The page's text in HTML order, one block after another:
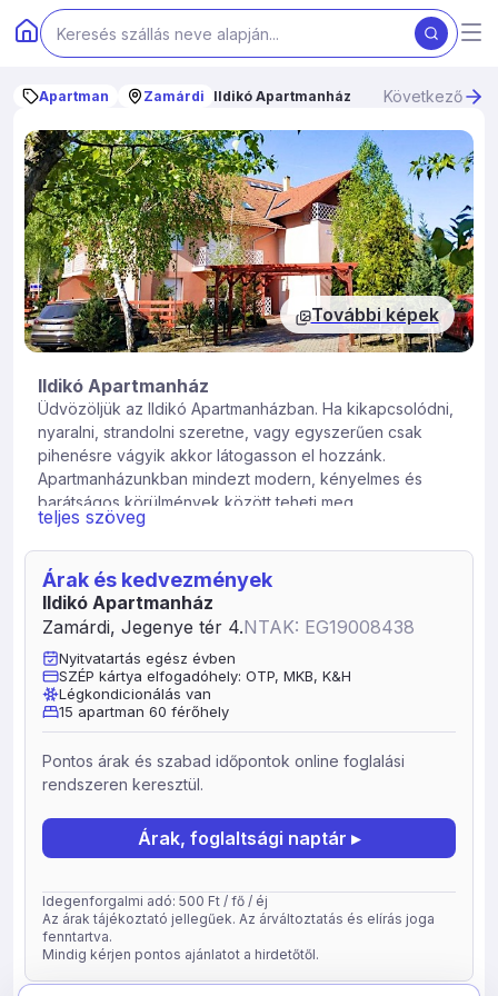
Apartman Zamárdi Ildikó Apartmanház Következő
További képek
Ildikó Apartmanház
Üdvözöljük az Ildikó Apartmanházban. Ha kikapcsolódni,
nyaralni, strandolni szeretne, vagy egyszerűen csak
pihenésre vágyik akkor látogasson el hozzánk.
Apartmanházunkban mindezt modern, kényelmes és
barátságos körülmények között teheti meg.
lehetőség. Minden apartmanhoz tartozik egy nappali, jól
felszerelt konyha hűtővel, mikrohullámú sütővel,
gáztűzhellyel, valamint 2 db 2 személyes hálószoba, 2
erkély, fürdőszoba (minden fürdőszoba fürdőkáddal)
külön WC. Az apartmanokban 30 csatornás kábel TV
van, továbbá a nyári hőségben a légkondicionáló
berendezések gondoskodnak a kellemes klímáról. Az
rendelkezésére.
üzemel, de Zamárdiban a szórakozás és a sportolás
számos formája megtalálható, mint például tenisz, mini
Kerékpar- és robogó kölcsönzés, vízisí (Siófok),
hajókirándulás (Siófok), termálfürdők.
teljes szöveg
Árak és kedvezmények
Ildikó Apartmanház
Zamárdi, Jegenye tér 4.NTAK: EG19008438
Nyitvatartás egész évben
SZÉP kártya elfogadóhely: OTP, MKB, K&H
Légkondicionálás van
15 apartman 60 férőhely
Pontos árak és szabad időpontok online foglalási
rendszeren keresztül.
Árak, foglaltsági naptár ▸
Idegenforgalmi adó: 500 Ft / fő / éj
Az árak tájékoztató jellegűek. Az árváltoztatás és elírás joga
fenntartva.
Mindig kérjen pontos ajánlatot a hirdetőtől.